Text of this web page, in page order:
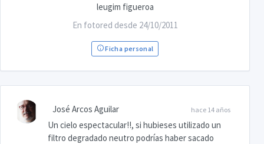
leugim figueroa
En fotored desde 24/10/2011
Ficha personal
hace 14 años
José Arcos Aguilar
Un cielo espectacular!!, si hubieses utilizado un
filtro degradado neutro podrías haber sacado